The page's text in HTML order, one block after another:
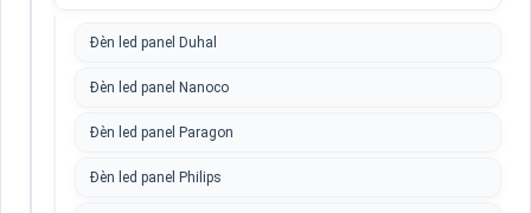
Đèn led panel Duhal
Đèn led panel Nanoco
Đèn led panel Paragon
Đèn led panel Philips